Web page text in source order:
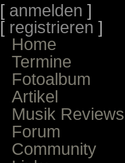
[ anmelden ]
[ registrieren ]
Home
Termine
Fotoalbum
Artikel
Musik Reviews
Forum
Community